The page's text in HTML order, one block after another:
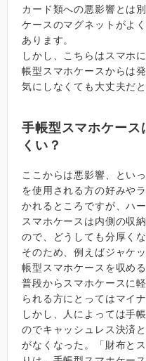
カード類への悪影響とは
ケースのマグネットがよ
あります。
しかし、こちらはスマホ
帳型スマホケースからは
気にしなくても大丈夫だ
手帳型スマホケース
くい？
ここからは悪影響、とい
を使用される方の好みや
かれるところですが、ハ
スマホケースは内側の収
ので、どうしても分厚く
そのため、例えばジャケ
帳型スマホケースを収め
普段からスマホケースに
られる方にとってはマイ
しかし、人によっては手
のでキャッシュレス決済
がなくなった。「財布と